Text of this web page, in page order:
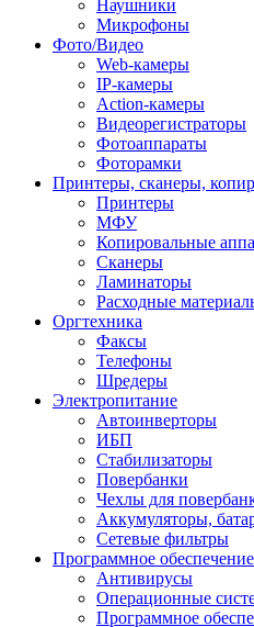
Наушники
Микрофоны
Фото/Видео
Web-камеры
IP-камеры
Action-камеры
Видеорегистраторы
Фотоаппараты
Фоторамки
Принтеры, сканеры,
Принтеры
МФУ
Копировальные
Сканеры
Ламинаторы
Расходные
Оргтехника
Факсы
Телефоны
Шредеры
Электропитание
Автоинверторы
ИБП
Стабилизаторы
Повербанки
Чехлы для
Аккумуляторы,
Сетевые фильтры
Программное обеспечение
Антивирусы
Операционные
Программное